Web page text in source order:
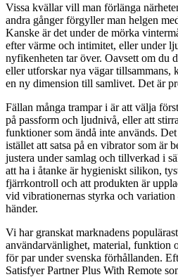
Vissa kvällar vill man förlänga
andra gånger förgyller man helgen
Kanske är det under de mörka
efter värme och intimitet, eller under
nyfikenheten tar över. Oavsett om du
eller utforskar nya vägar tillsammans,
en ny dimension till samlivet. Det är
Fällan många trampar i är att välja
på passform och ljudnivå, eller att
funktioner som ändå inte används.
istället att satsa på en vibrator som är
justera under samlag och tillverkad i
att ha i åtanke är hygieniskt silikon,
fjärrkontroll och att produkten är
vid vibrationernas styrka och variation
händer.
Vi har granskat marknadens
användarvänlighet, material, funktion
för par under svenska förhållanden.
Satisfyer Partner Plus With Remote